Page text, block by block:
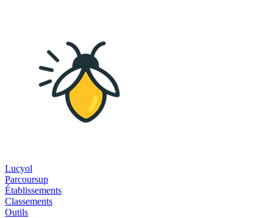
Lucyol
Parcoursup
Établissements
Classements
Outils